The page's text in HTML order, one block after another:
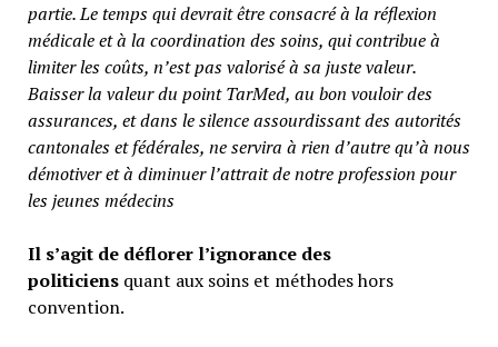
partie.Le temps qui devrait être consacré à la réflexion
médicale et à la coordination des soins, qui contribue à
limiter les coûts, n’est pas valorisé à sa juste valeur.
Baisser la valeur du point TarMed, au bon vouloir des
assurances, et dans le silence assourdissant des autorités
cantonales et fédérales, ne servira à rien d’autre qu’à nous
démotiver et à diminuer l’attrait de notre profession pour
les jeunes médecins
Il s’agit de déflorer l’ignorance des
politiciensquant aux soins et méthodes hors
convention.